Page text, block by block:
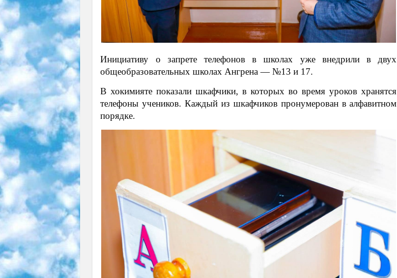
Инициативу о запрете телефонов в школах уже внедрили в двух
общеобразовательных школах Ангрена — №13 и 17.
В хокимияте показали шкафчики, в которых во время уроков хранятся
телефоны учеников. Каждый из шкафчиков пронумерован в алфавитном
порядке.